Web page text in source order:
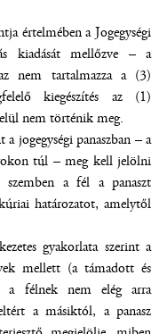
értelmében a Jogegységi
kiadását mellőzve – a
nem tartalmazza a (3)
kiegészítés az (1)
nem történik meg.
jogegységi panaszban – a
túl – meg kell jelölni
szemben a fél a panaszt
határozatot, amelytől
gyakorlata szerint a
mellett (a támadott és
a félnek nem elég arra
a másiktól, a panasz